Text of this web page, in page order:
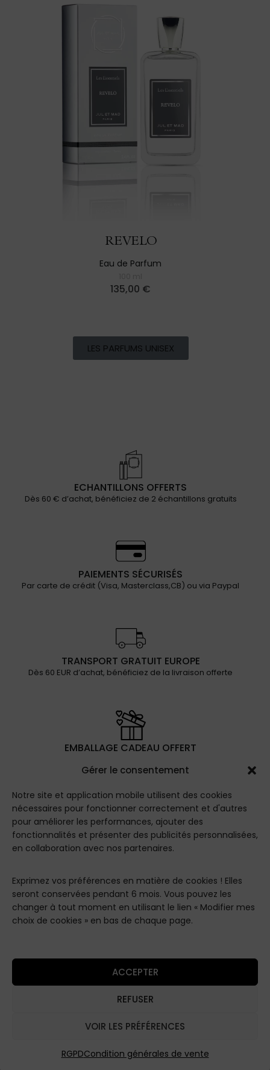
Gérer le consentement
Notre site et application mobile utilisent des cookies
nécessaires pour fonctionner correctement et d'autres
pour améliorer les performances, ajouter des
fonctionnalités et présenter des publicités personnalisées,
en collaboration avec nos partenaires.
Exprimez vos préférences en matière de cookies ! Elles
seront conservées pendant 6 mois. Vous pouvez les
changer à tout moment en utilisant le lien « Modifier mes
choix de cookies » en bas de chaque page.
ACCEPTER
REFUSER
VOIR LES PRÉFÉRENCES
RGPDCondition générales de vente
REVELO
Eau de Parfum
135,00 €
LES PARFUMS UNISEX
ECHANTILLONS OFFERTS
Dès 60 € d’achat, bénéficiez de 2 échantillons gratuits
PAIEMENTS SÉCURISÉS
Par carte de crédit (Visa, Masterclass,CB) ou via Paypal
TRANSPORT GRATUIT EUROPE
Dès 60 EUR d’achat, bénéficiez de la livraison offerte
EMBALLAGE CADEAU OFFERT
LES
COLL
ECTIO
NS
Classiques
Les
"White"
Les High
Coffrets
Coffrets
INFO
RMAT
IONS
Livraisons
Conditions
Générales
Politique de
Confidentialité
JUL
ET
Maison
Contact
Remerciements